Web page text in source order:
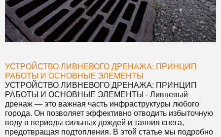
УСТРОЙСТВО ЛИВНЕВОГО ДРЕНАЖА: ПРИНЦИП
РАБОТЫ И ОСНОВНЫЕ ЭЛЕМЕНТЫ
УСТРОЙСТВО ЛИВНЕВОГО ДРЕНАЖА: ПРИНЦИП
РАБОТЫ И ОСНОВНЫЕ ЭЛЕМЕНТЫ - Ливневый
дренаж — это важная часть инфраструктуры любого
города. Он позволяет эффективно отводить избыточную
воду в периоды сильных дождей и таяния снега,
предотвращая подтопления. В этой статье мы подробно